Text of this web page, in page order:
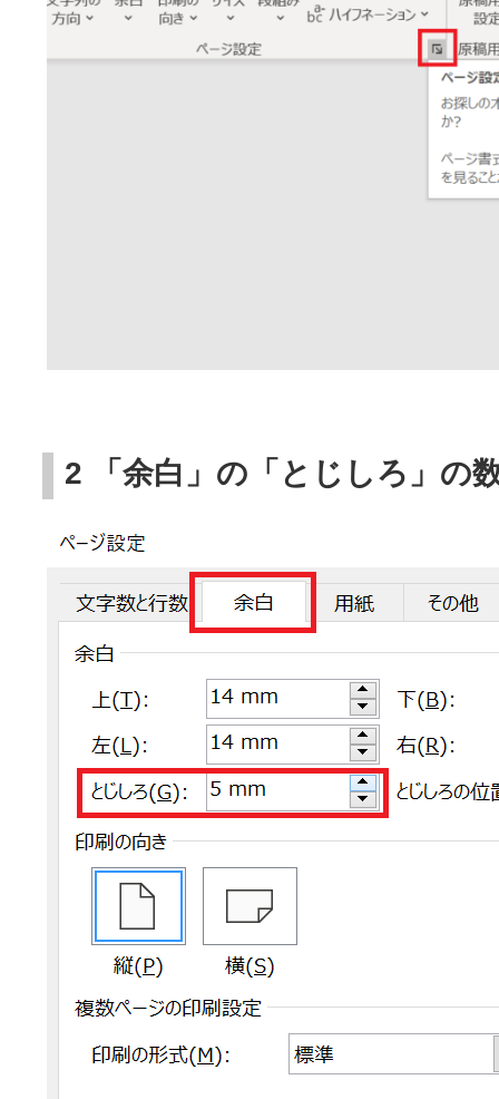
2 「余白」の「とじしろ」の